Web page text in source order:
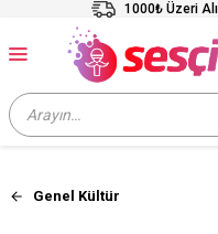
1000₺ Üzeri
Genel Kültür